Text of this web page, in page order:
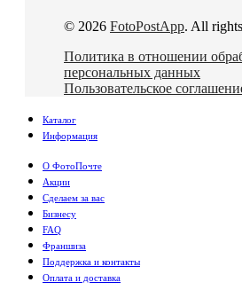
© 2026 FotoPostApp. All
Политика в отношении
персональных данных
Пользовательское
Каталог
Информация
О ФотоПочте
Акции
Сделаем за вас
Бизнесу
FAQ
Франшиза
Поддержка и контакты
Оплата и доставка